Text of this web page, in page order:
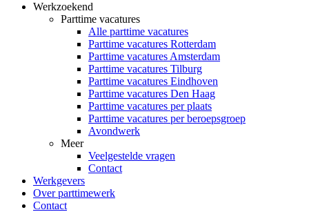
Werkzoekend
Parttime vacatures
Alle parttime vacatures
Parttime vacatures Rotterdam
Parttime vacatures Amsterdam
Parttime vacatures Tilburg
Parttime vacatures Eindhoven
Parttime vacatures Den Haag
Parttime vacatures per plaats
Parttime vacatures per beroepsgroep
Avondwerk
Meer
Veelgestelde vragen
Contact
Werkgevers
Over parttimewerk
Contact